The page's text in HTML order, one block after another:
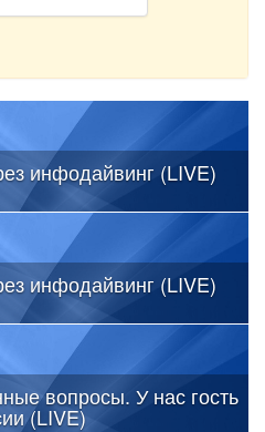
инфодайвинг (LIVE)
инфодайвинг (LIVE)
вопросы. У нас гость
(LIVE)